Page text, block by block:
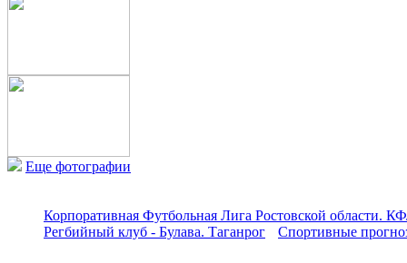
Еще фотографии
Корпоративная Футбольная Лига Ростовской области.
Регбийный клуб - Булава. Таганрог
Спортивные